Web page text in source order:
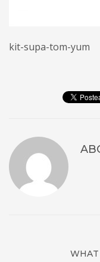
kit-supa-tom-yum
WHAT